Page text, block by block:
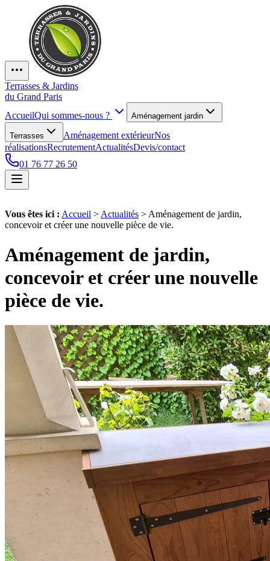
Terrasses & Jardins
du Grand Paris
AccueilQui sommes-nous ? Aménagement jardin
Terrasses Aménagement extérieurNos
réalisationsRecrutementActualitésDevis/contact
01 76 77 26 50
Vous êtes ici : Accueil > Actualités > Aménagement de jardin,
concevoir et créer une nouvelle pièce de vie.
Aménagement de jardin,
concevoir et créer une nouvelle
pièce de vie.